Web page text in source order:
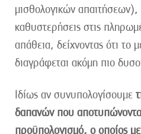
μισθολογικών απαιτήσεων),
καθυστερήσεις στις
απάθεια, δείχνοντας ότι το
διαγράφεται ακόμη πιο
Ιδίως αν συνυπολογίσουμε
δαπανών που
προϋπολογισμό, ο οποίος